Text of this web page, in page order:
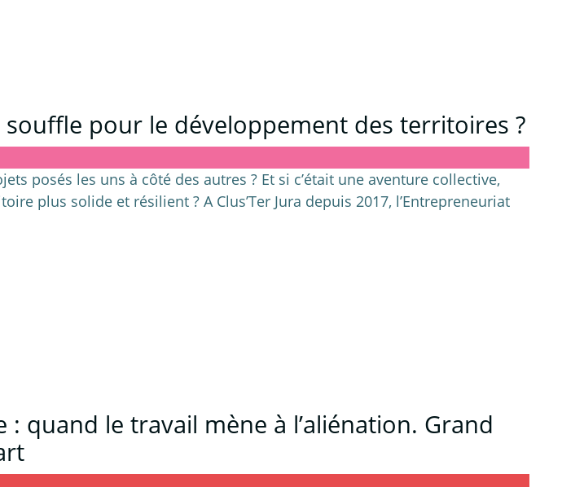
pour le développement des territoires ?
posés les uns à côté des autres ? Et si c’était une aventure collective,
plus solide et résilient ? A Clus’Ter Jura depuis 2017, l’Entrepreneuriat
quand le travail mène à l’aliénation. Grand